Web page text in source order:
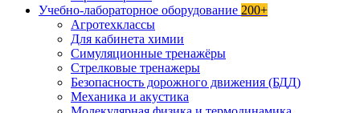
Учебно-лабораторное оборудование 200+
Агротехклассы
Для кабинета химии
Симуляционные тренажёры
Стрелковые тренажеры
Безопасность дорожного движения (БДД)
Механика и акустика